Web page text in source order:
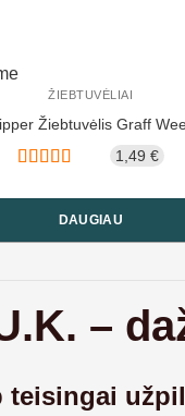
ŽIEBTUVĖLIAI
Žiebtuvėlis Graff
5.00iš 5
1,49 €
DAUGIAU
–
teisingai